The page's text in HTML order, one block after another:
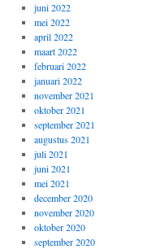
juni 2022
mei 2022
april 2022
maart 2022
februari 2022
januari 2022
november 2021
oktober 2021
september 2021
augustus 2021
juli 2021
juni 2021
mei 2021
december 2020
november 2020
oktober 2020
september 2020